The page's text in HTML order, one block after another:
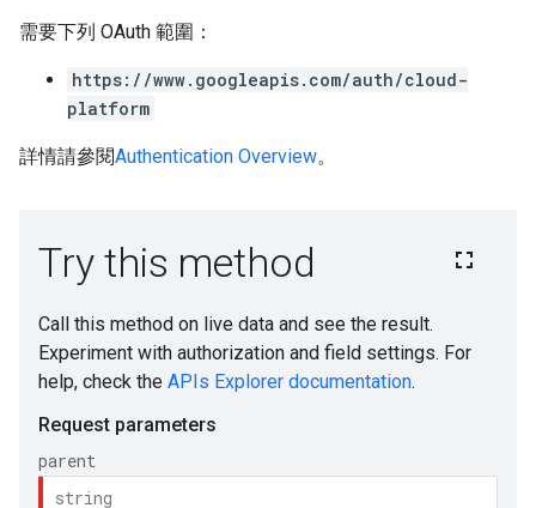
需要下列 OAuth 範圍：
https://www.googleapis.com/auth/cloud-
platform
詳情請參閱Authentication Overview。